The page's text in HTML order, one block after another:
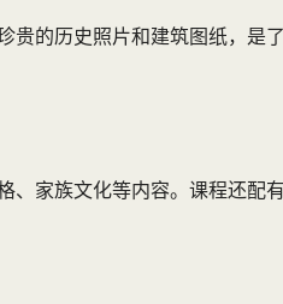
的历史照片和建筑图纸，是
、家族文化等内容。课程还配